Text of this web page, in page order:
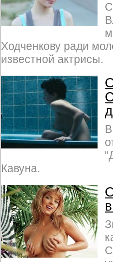
Ходченкову ради
известной актрисы.
Кавуна.